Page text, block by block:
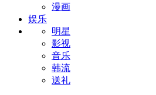
漫画
娱乐
明星
影视
音乐
韩流
送礼